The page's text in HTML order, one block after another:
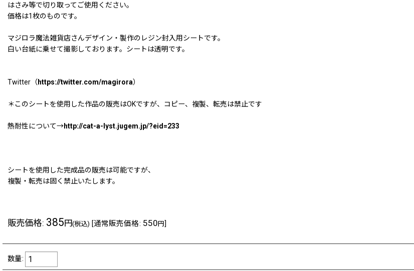
はさみ等で切り取ってご使用ください。
価格は1枚のものです。
マジロラ魔法雑貨店さんデザイン・製作のレジン封入用シートです。
白い台紙に乗せて撮影しております。シートは透明です。
Twitter（ https://twitter.com/magirora）
＊このシートを使用した作品の販売はOKですが、コピー、複製、転売は禁止です
熱耐性について→http://cat-a-lyst.jugem.jp/?eid=233
シートを使用した完成品の販売は可能ですが、
複製・転売は固く禁止いたします。
販売価格: 385円(税込) [通常販売価格: 550 円]
数量: